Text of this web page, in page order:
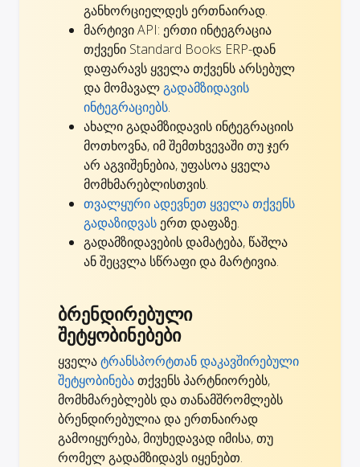
განხორციელდეს ერთნაირად.
მარტივი API: ერთი ინტეგრაცია
თქვენი Standard Books ERP-დან
დაფარავს ყველა თქვენს არსებულ
და მომავალგადამზიდავის
ინტეგრაციებს.
ახალი გადამზიდავის ინტეგრაციის
მოთხოვნა, იმ შემთხვევაში თუ ჯერ
არ აგვიშენებია,უფასოა ყველა
მომხმარებლისთვის.
თვალყური ადევნეთ ყველა თქვენს
გადაზიდვას ერთ დაფაზე.
გადამზიდავების დამატება, წაშლა
ან შეცვლა სწრაფი და მარტივია.
ბრენდირებული
შეტყობინებები
ყველატრანსპორტთან დაკავშირებული
შეტყობინებათქვენს პარტნიორებს,
მომხმარებლებს და თანამშრომლებს
ბრენდირებულია და ერთნაირად
გამოიყურება, მიუხედავად იმისა, თუ
რომელ გადამზიდავს იყენებთ.